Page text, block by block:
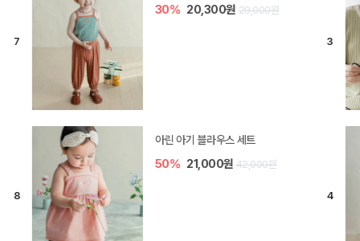
30% 20,300원 29,000원
아린 아기 블라우스 세트
50% 21,000원 42,000원